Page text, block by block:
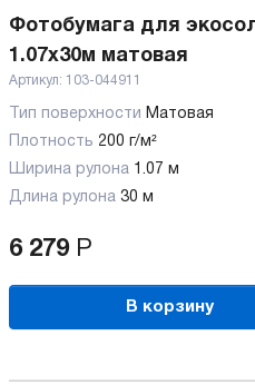
Фотобумага для
1.07x30м матовая
Артикул: 103-044911
Тип поверхности Матовая
Плотность 200 г/м²
Ширина рулона 1.07 м
Длина рулона 30 м
6 279 Р
В корзину